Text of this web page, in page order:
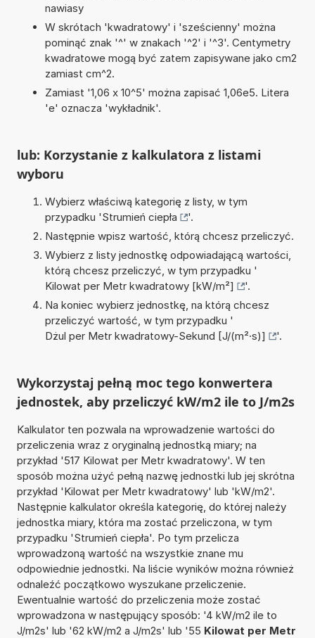
nawiasy
W skrótach 'kwadratowy' i 'sześcienny' można
pominąć znak '^' w znakach '^2' i '^3'. Centymetry
kwadratowe mogą być zatem zapisywane jako cm2
zamiast cm^2.
Zamiast '1,06 x 10^5' można zapisać 1,06e5. Litera
'e' oznacza 'wykładnik'.
lub: Korzystanie z kalkulatora z listami
wyboru
Wybierz właściwą kategorię z listy, w tym
przypadku 'Strumień ciepła
'.
Następnie wpisz wartość, którą chcesz przeliczyć.
Wybierz z listy jednostkę odpowiadającą wartości,
którą chcesz przeliczyć, w tym przypadku '
Kilowat per Metr kwadratowy [kW/m²]
'.
Na koniec wybierz jednostkę, na którą chcesz
przeliczyć wartość, w tym przypadku '
Dżul per Metr kwadratowy-Sekund [J/(m²·s)]
'.
Wykorzystaj pełną moc tego konwertera
jednostek, aby przeliczyć kW/m2 ile to J/m2s
Kalkulator ten pozwala na wprowadzenie wartości do
przeliczenia wraz z oryginalną jednostką miary; na
przykład '517 Kilowat per Metr kwadratowy'. W ten
sposób można użyć pełną nazwę jednostki lub jej skrótna
przykład 'Kilowat per Metr kwadratowy' lub 'kW/m2'.
Następnie kalkulator określa kategorię, do której należy
jednostka miary, która ma zostać przeliczona, w tym
przypadku 'Strumień ciepła'. Po tym przelicza
wprowadzoną wartość na wszystkie znane mu
odpowiednie jednostki. Na liście wyników można również
odnaleźć początkowo wyszukane przeliczenie.
Ewentualnie wartość do przeliczenia może zostać
wprowadzona w następujący sposób: '4 kW/m2 ile to
J/m2s' lub '62 kW/m2 a J/m2s' lub '55 Kilowat per Metr